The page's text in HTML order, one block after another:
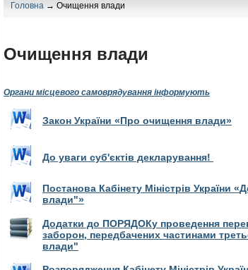
Головна → Очищення влади
Очищення влади
Органи місцевого самоврядування інформують
Закон України «Про очищення влади»
До уваги суб'єктів декларування!
Постанова Кабінету Міністрів України «
влади"»
Додатки до ПОРЯДОКу проведення
заборон, передбачених частинами
влади"